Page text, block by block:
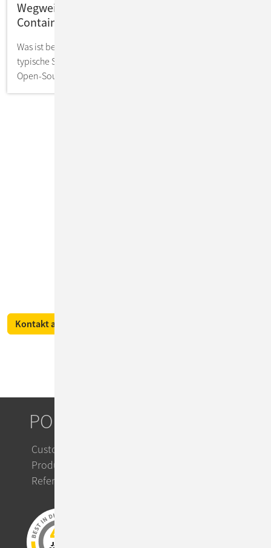
Wegweiser: Anwendungen modernisieren mit
Containerisierung
Was ist bei der Umstellung zu beachten? Wie sehen
typische Szenarien aus? Wie lassen sich Container mit
Open-Source-Werkzeugen orchestrieren?
Kontakt aufnehmen
PORTFOLIO
Custom IT Solutions
Product Solutions
Referenzen